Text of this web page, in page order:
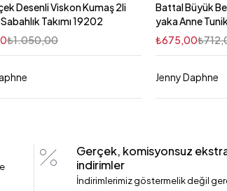
Desenli Viskon Kumaş 2li
Takımı 19202
₺1.050,00
Battal Büyük
yaka Anne
₺
₺675,00
Jenny Daphne
Gerçek, komisyonsuz
indirimler
İndirimlerimiz göstermelik değil